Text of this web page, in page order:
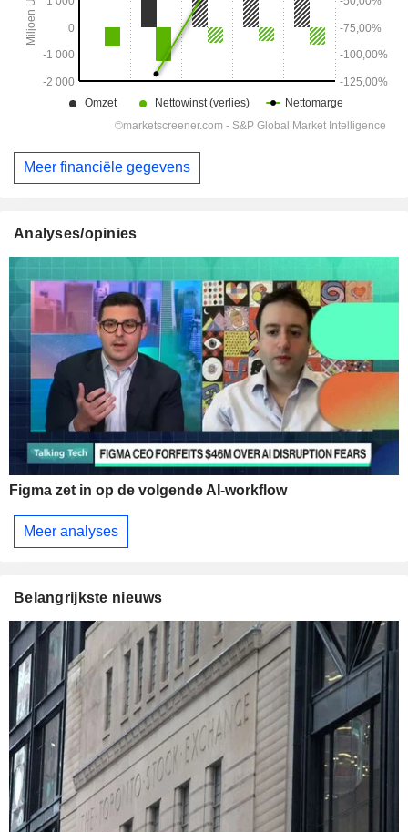
Meer financiële gegevens
Analyses/opinies
Figma zet in op de volgende AI-workflow
Meer analyses
Belangrijkste nieuws